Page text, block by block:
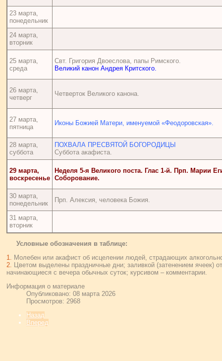
23 марта,
понедельник
24 марта,
вторник
25 марта,
среда
Свт. Григория Двоеслова, папы Римского.
Великий канон Андрея Критского.
26 марта,
четверг
Четверток Великого канона.
27 марта,
пятница
Иконы Божией Матери, именуемой «Феодоровская».
28 марта,
суббота
ПОХВАЛА ПРЕСВЯТОЙ БОГОРОДИЦЫ
Суббота акафиста.
29 марта,
воскресенье
Неделя 5-я Великого поста. Глас 1-й. Прп. Марии
Соборование.
30 марта,
понедельник
Прп. Алексия, человека Божия.
31 марта,
вторник
Условные обозначения в таблице:
1.
Молебен или акафист об исцелении людей, страдающих
2. Цветом выделены праздничные дни; заливкой (затенением ячеек)
начинающиеся с вечера обычных суток; курсивом – комментарии.
Информация о материале
Опубликовано: 08 марта 2026
Просмотров: 2968
Назад
Вперед